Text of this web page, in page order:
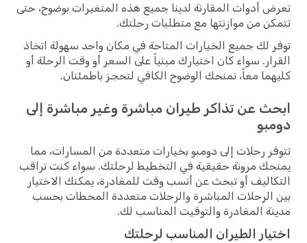
تعرض أدوات المقارنة لدينا جميع هذه المتغيرات بوضوح، حتى
تتمكن من موازنتها مع متطلبات رحلتك.
توفر لك جميع الخيارات المتاحة في مكان واحد سهولة اتخاذ
القرار. سواء كان اختيارك مبنياً على السعر أو وقت الرحلة أو
كليهما معاً، نمنحك الوضوح الكافي لتحجز باطمئنان.
ابحث عن تذاكر طيران مباشرة وغير مباشرة إلى
دومبو
تتوفر رحلات إلى دومبو بخيارات متعددة من المسارات، مما
يمنحك مرونة حقيقية في التخطيط لرحلتك. سواء كنت تراقب
التكاليف أو تبحث عن أنسب وقت للمغادرة، يمكنك الاختيار
بين الرحلات المباشرة والرحلات متعددة المحطات بحسب
مدينة المغادرة والتوقيت المناسب لك.
اختيار الطيران المناسب لرحلتك